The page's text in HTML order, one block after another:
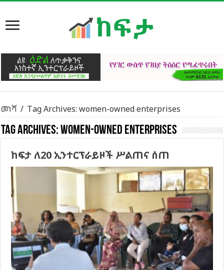
መነሻ / Tag Archives: women-owned enterprises
Tag Archives:women-owned enterprises
ከፍታ ለ20 ኢንተርፕራይዞች ሥልጠና ሰጠ